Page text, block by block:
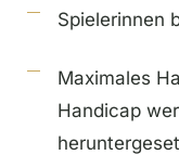
Spielerinnen
Maximales
Handicap